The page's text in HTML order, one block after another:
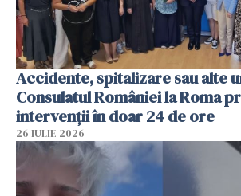
Accidente, spitalizare sau alte
Consulatul României la Roma
intervenții în doar 24 de ore
26 IULIE 2026